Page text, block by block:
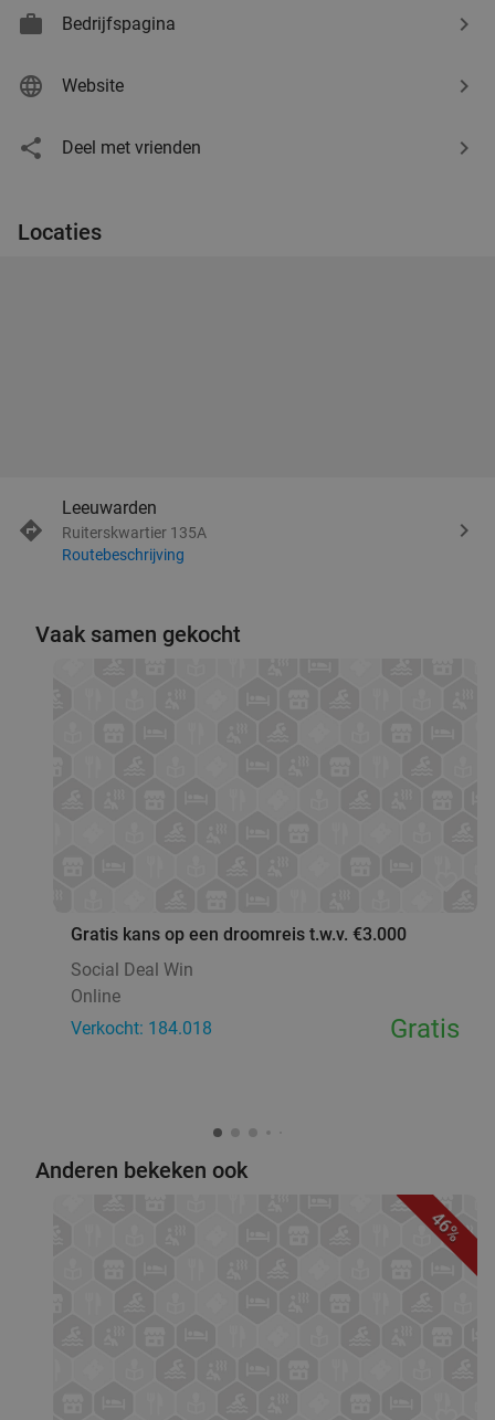
Bedrijfspagina
Website
Deel met vrienden
Locaties
Leeuwarden
Ruiterskwartier 135A
Routebeschrijving
Vaak samen gekocht
Gratis kans op een droomreis t.w.v. €3.000
Social Deal Win
Online
Verkocht: 184.018
Gratis
Anderen bekeken ook
46%